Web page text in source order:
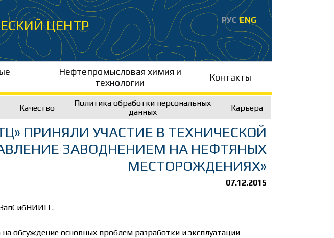
ЦЕНТР РУС ENG
Нефтепромысловая химия и
технологии
Контакты
Качество
Политика обработки персональных
данных
Карьера
ПРИНЯЛИ УЧАСТИЕ В ТЕХНИЧЕСКОЙ
ЗАВОДНЕНИЕМ НА НЕФТЯНЫХ
МЕСТОРОЖДЕНИЯХ»
07.12.2015
обсуждение основных проблем разработки и эксплуатации